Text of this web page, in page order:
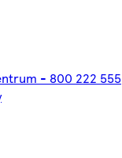
- 800 222 555